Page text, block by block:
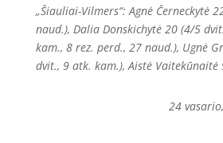
„Šiauliai-Vilmers“: Agnė Černeckytė
naud.), Dalia Donskichytė 20 (4/5
kam., 8 rez. perd., 27 naud.), Ugnė
dvit., 9 atk. kam.), Aistė Vaitekūnaitė
24